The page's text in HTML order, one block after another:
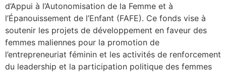
d’Appui à l’Autonomisation de la Femme et à
l’Épanouissement de l’Enfant (FAFE). Ce fonds vise à
soutenir les projets de développement en faveur des
femmes maliennes pour la promotion de
l’entrepreneuriat féminin et les activités de renforcement
du leadership et la participation politique des femmes